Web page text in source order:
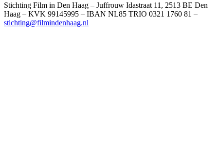
Stichting Film in Den Haag – Juffrouw Idastraat 11, 2513 BE Den
Haag – KVK 99145995 – IBAN NL85 TRIO 0321 1760 81 –
stichting@filmindenhaag.nl